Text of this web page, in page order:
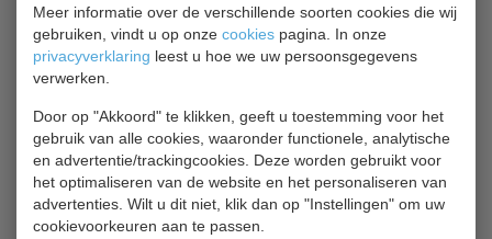
Meer informatie over de verschillende soorten cookies die wij
gebruiken, vindt u op onze cookies pagina. In onze
privacyverklaring leest u hoe we uw persoonsgegevens
verwerken.
Door op "Akkoord" te klikken, geeft u toestemming voor het
gebruik van alle cookies, waaronder functionele, analytische
en advertentie/trackingcookies. Deze worden gebruikt voor
het optimaliseren van de website en het personaliseren van
advertenties. Wilt u dit niet, klik dan op "Instellingen" om uw
cookievoorkeuren aan te passen.
Tefcold SS8200
Saladette
Saladette bekijken
Polar G607
Saladette
€ 1122,00